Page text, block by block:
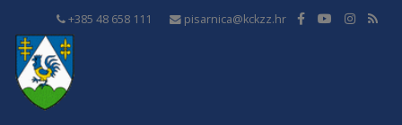
+385 48 658 111 pisarnica@kckzz.hr